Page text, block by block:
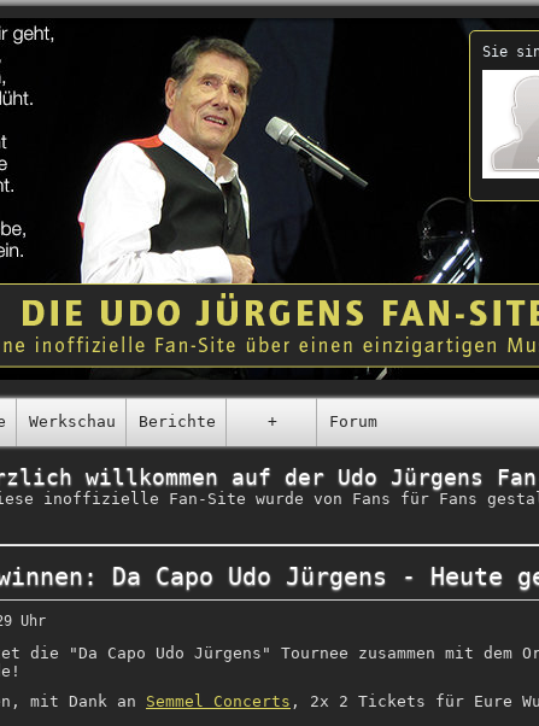
Sie
Werkschau Berichte + Forum
willkommen auf der Udo Jürgens
inoffizielle Fan-Site wurde von Fans für Fans
Da Capo Udo Jürgens - Heute
Uhr
die "Da Capo Udo Jürgens" Tournee zusammen mit dem
mit Dank an Semmel Concerts , 2x 2 Tickets für Eure